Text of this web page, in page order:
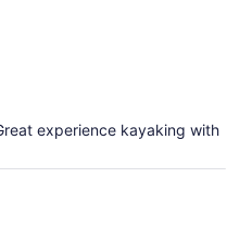
experience kayaking with